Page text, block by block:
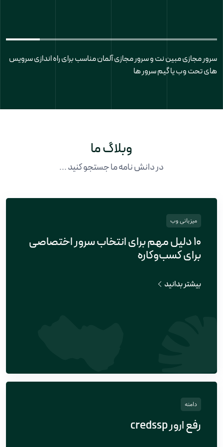
سرور مجازی مبین نت و سرور مجازی آلمان مناسب برای راه اندازی سرویس
های تحت وب یا گیم سرور ها
وبلاگ ما
در دانش نامه ما جستجو کنید ...
میزبانی وب
۱۰ دلیل مهم برای انتخاب سرور اختصاصی
برای کسب‌وکاره
بیشتر بدانید
دامنه
رفع ارور credssp